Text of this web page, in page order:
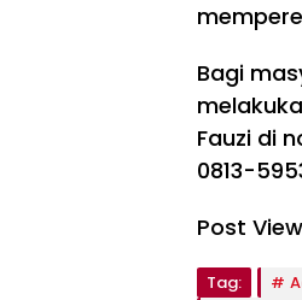
Bagi
Fauzi di
0813-
Post
Tag: